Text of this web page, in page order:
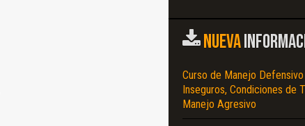
NUEVA
Curso de Manejo
Inseguros, Condiciones de
Manejo Agresivo